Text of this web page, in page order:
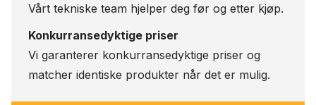
Vårt tekniske team hjelper deg før og etter kjøp.
Konkurransedyktige priser
Vi garanterer konkurransedyktige priser og
matcher identiske produkter når det er mulig.